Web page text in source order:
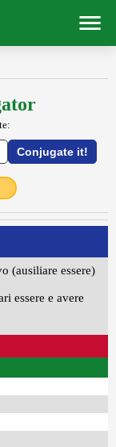
(ausiliare essere)
essere e avere